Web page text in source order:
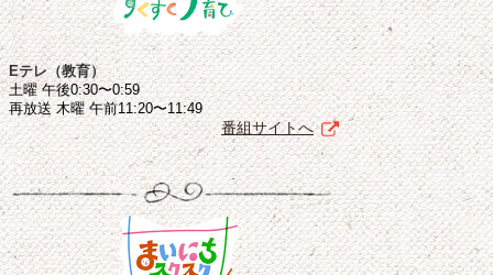
Eテレ（教育）
土曜 午後0:30〜0:59
再放送 木曜 午前11:20〜11:49
番組サイトへ